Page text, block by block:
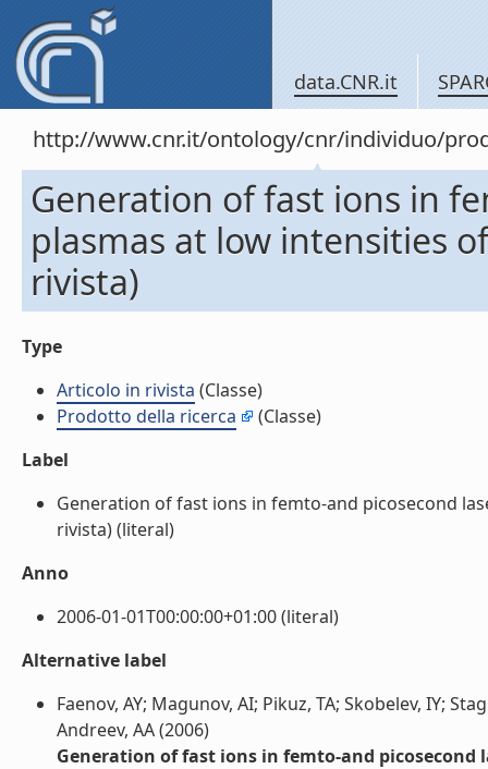
data.CNR.it
http://www.cnr.it/ontology/cnr/individuo/
Generation of fast ions in
plasmas at low intensities
rivista)
Type
Articolo in rivista (Classe)
Prodotto della ricerca
(Classe)
Label
Generation of fast ions in femto-and picosecond
rivista) (literal)
Anno
2006-01-01T00:00:00+01:00 (literal)
Alternative label
Faenov, AY; Magunov, AI; Pikuz, TA; Skobelev, IY;
Andreev, AA (2006)
Generation of fast ions in femto-and